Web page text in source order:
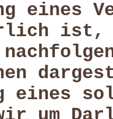
eines
ist,
eines